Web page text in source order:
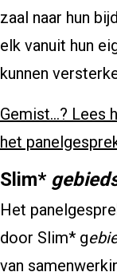
zaal naar hun
elk vanuit hun
kunnen
Gemist…? Lees
het
Slim*
Het
door Slim* g
van